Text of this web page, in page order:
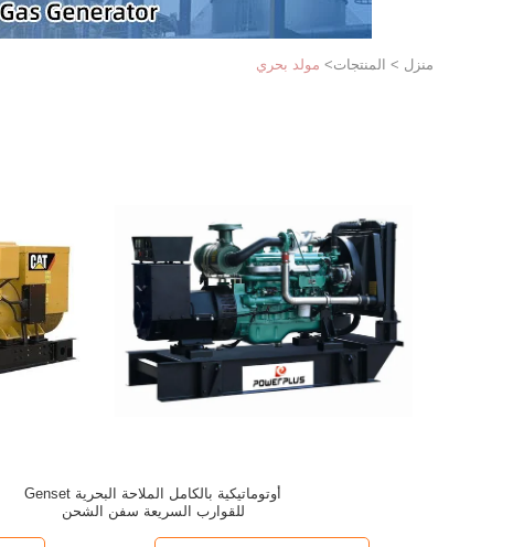
منزل > المنتجات> مولد بحري
أوتوماتيكية بالكامل الملاحة البحرية Genset
للقوارب السريعة سفن الشحن